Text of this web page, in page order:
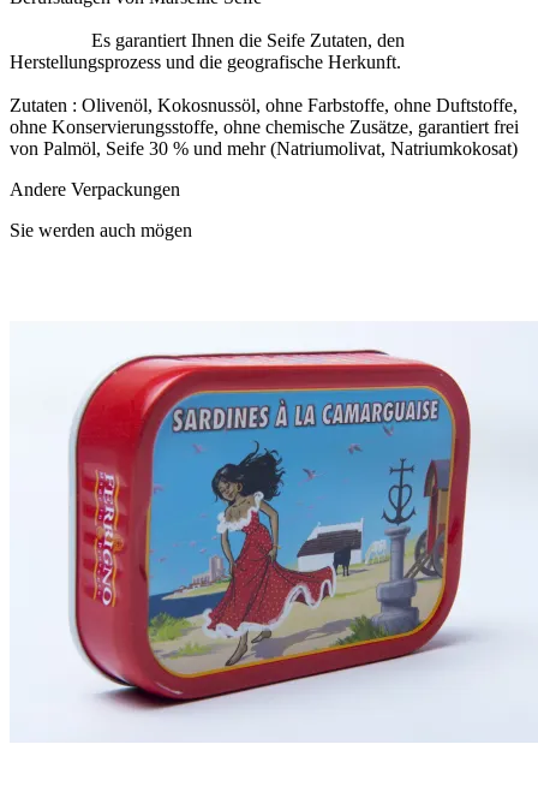
Es garantiert Ihnen die Seife Zutaten, den
Herstellungsprozess und die geografische Herkunft.
Zutaten : Olivenöl, Kokosnussöl, ohne Farbstoffe, ohne Duftstoffe,
ohne Konservierungsstoffe, ohne chemische Zusätze, garantiert frei
von Palmöl, Seife 30 % und mehr (Natriumolivat, Natriumkokosat)
Andere Verpackungen
Sie werden auch mögen